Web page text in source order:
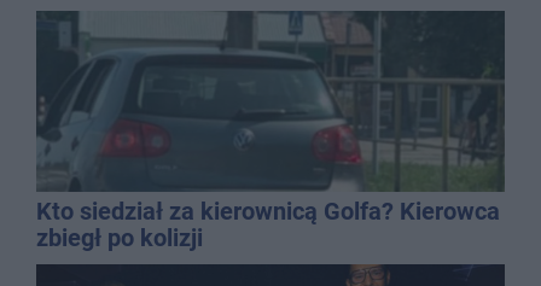
Kto siedział za kierownicą Golfa? Kierowca
zbiegł po kolizji